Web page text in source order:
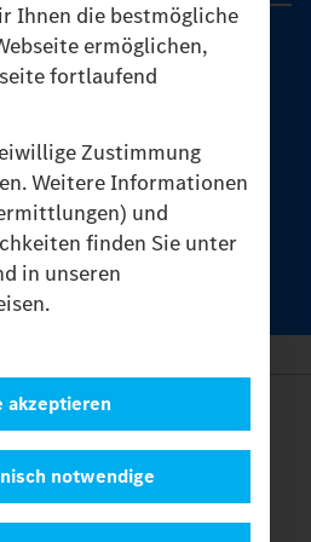
Ihnen die bestmögliche
ermöglichen,
fortlaufend
Zustimmung
Weitere Informationen
und
finden Sie unter
in unseren
notwendige
akzeptieren
Anbieter
Hinweise
Kontakt
Cookies